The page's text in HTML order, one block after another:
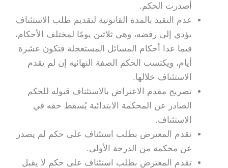
أصدرت الحكم.
عدم التقيد بالمدة القانونية لتقديم طلب الاستئناف
يؤدي إلى رفضه، وهي ثلاثين يومًا لمختلف الأحكام،
فيما عدا أحكام المسائل المستعجلة فتكون عشرة
أيام، ويكتسب الحكم الصفة النهائية إن لم يقدم
الاستئناف خلالها.
تصريح مقدم الاعتراض بالاستئناف قبوله للحكم
الصادر عن المحكمة الابتدائية يُسقط حقه في
الاستئناف.
تقدم المعترض بطلب استئناف على حكم لم يصدر
عن محكمة من الدرجة الأولى.
تقدم المعترض بطلب استئناف على حكم لا يقبل